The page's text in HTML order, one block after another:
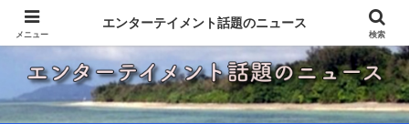
メニュー
エンターテイメント話題のニュース
検索